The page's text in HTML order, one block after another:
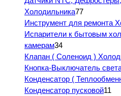
Холодильника77
Инструмент для ремонта
Испарители к бытовым
камерам34
Клапан ( Соленоид )
Кнопка-Выключатель
Конденсатор (
Конденсатор пусковой11